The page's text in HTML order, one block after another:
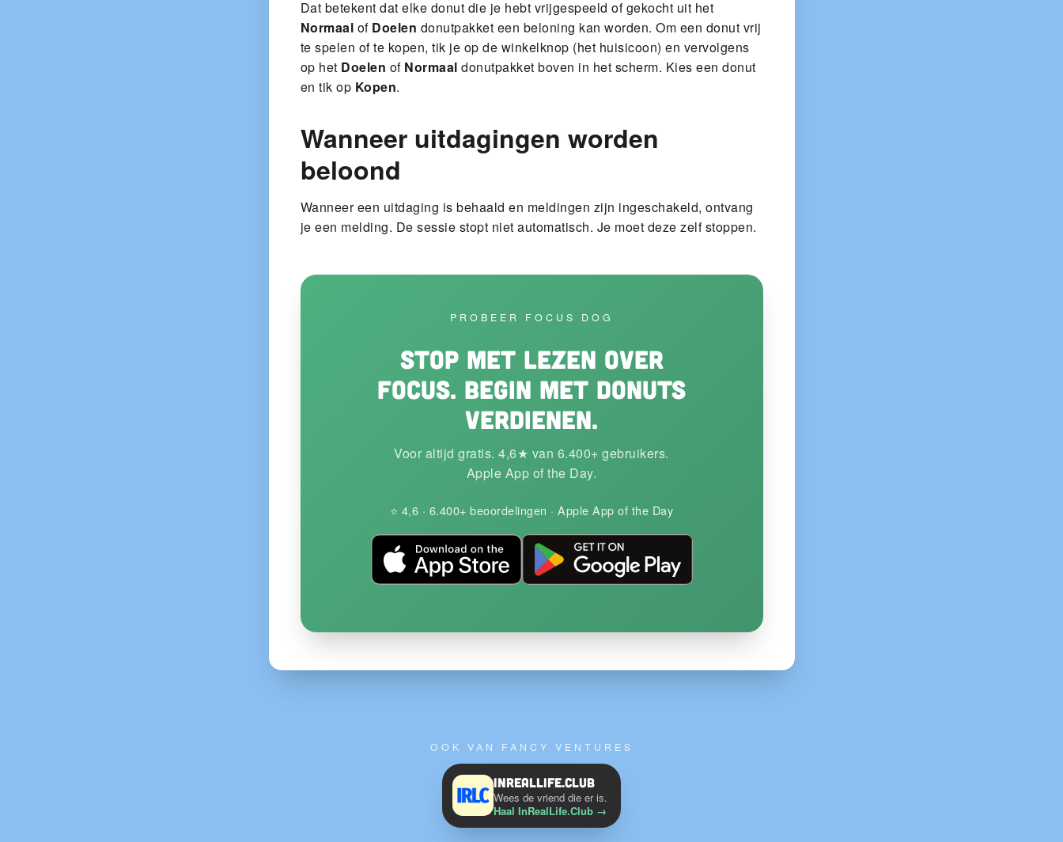
Dat betekent dat elke donut die je hebt vrijgespeeld of gekocht uit het
Normaal of Doelen donutpakket een beloning kan worden. Om een donut vrij
te spelen of te kopen, tik je op de winkelknop (het huisicoon) en vervolgens
op het Doelen of Normaal donutpakket boven in het scherm. Kies een donut
en tik op Kopen.
Wanneer uitdagingen worden
beloond
Wanneer een uitdaging is behaald en meldingen zijn ingeschakeld, ontvang
je een melding. De sessie stopt niet automatisch. Je moet deze zelf stoppen.
PROBEER FOCUS DOG
Stop met lezen over
focus. Begin met donuts
verdienen.
Voor altijd gratis. 4,6★ van 6.400+ gebruikers.
Apple App of the Day.
⭐ 4,6 · 6.400+ beoordelingen · Apple App of the Day
OOK VAN FANCY VENTURES
InRealLife.Club
Wees de vriend die er is.
Haal InRealLife.Club →